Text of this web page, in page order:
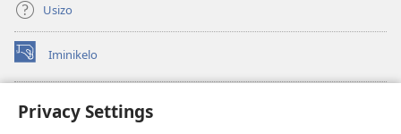
Privacy Settings
Usizo
Iminikelo
(kuvuleka
ikhasi
I-ONLINE LIBRARY YeBhayibheli
(kuvuleka